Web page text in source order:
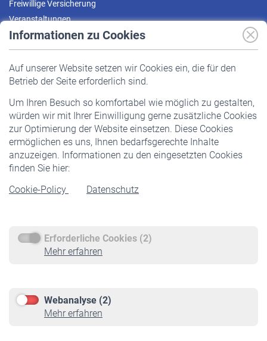
Informationen zu Cookies
Auf unserer Website setzen wir Cookies ein, die für den
Betrieb der Seite erforderlich sind.
Um Ihren Besuch so komfortabel wie möglich zu gestalten,
würden wir mit Ihrer Einwilligung gerne zusätzliche Cookies
zur Optimierung der Website einsetzen. Diese Cookies
ermöglichen es uns, Ihnen bedarfsgerechte Inhalte
anzuzeigen. Informationen zu den eingesetzten Cookies
finden Sie hier:
Cookie-Policy
Datenschutz
Erforderliche Cookies (2)
Mehr erfahren
Webanalyse (2)
Mehr erfahren
Freiwillige Versicherung
Veranstaltungen
Pflichtversicherung
Staatliche Förderung
Veranstaltungen
Rentner
Rentenbeginn
Rente beantragen
Service
Informationen
Online-Rechner
VBLnewsletter